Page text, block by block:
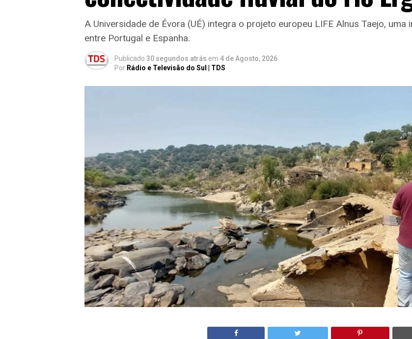
A Universidade de Évora (UÉ) integra o projeto europeu LIFE Alnus Taejo,
entre Portugal e Espanha.
Publicado 30 segundos atrás em 4 de Agosto, 2026
Por Rádio e Televisão do Sul | TDS